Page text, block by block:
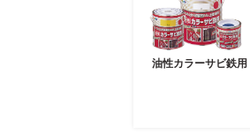
油性カラーサビ鉄用